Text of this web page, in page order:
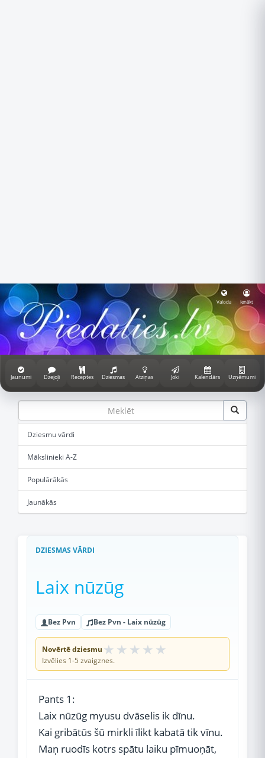
Valoda Ienākt
Jaunumi Dzejoļi Receptes Dziesmas Atziņas Joki Kalendārs Uzņēmumi
Dziesmu vārdi
Mākslinieki A-Z
Populārākās
Jaunākās
DZIESMAS VĀRDI
Laix nūzūg
Bez Pvn Bez Pvn - Laix nūzūg
Novērtē dziesmu ★ ★ ★ ★ ★
Izvēlies 1-5 zvaigznes.
Pants 1:
Laix nūzūg myusu dvāselis ik dīnu.
Kai gribātūs šū mirkli īlikt kabatā tik vīnu.
Maņ ruodīs kotrs spātu laiku pīmuoņāt,